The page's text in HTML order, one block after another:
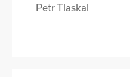
Petr Tlaskal